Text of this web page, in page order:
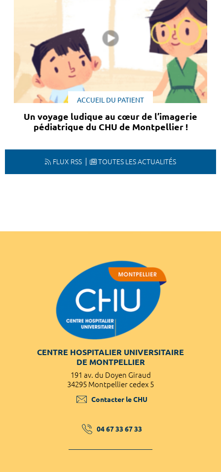
ACCUEIL DU PATIENT
Un voyage ludique au cœur de l’imagerie
pédiatrique du CHU de Montpellier !
FLUX RSS TOUTES LES ACTUALITÉS
CENTRE HOSPITALIER UNIVERSITAIRE
DE MONTPELLIER
191 av. du Doyen Giraud
34295 Montpellier cedex 5
Contacter le CHU
04 67 33 67 33